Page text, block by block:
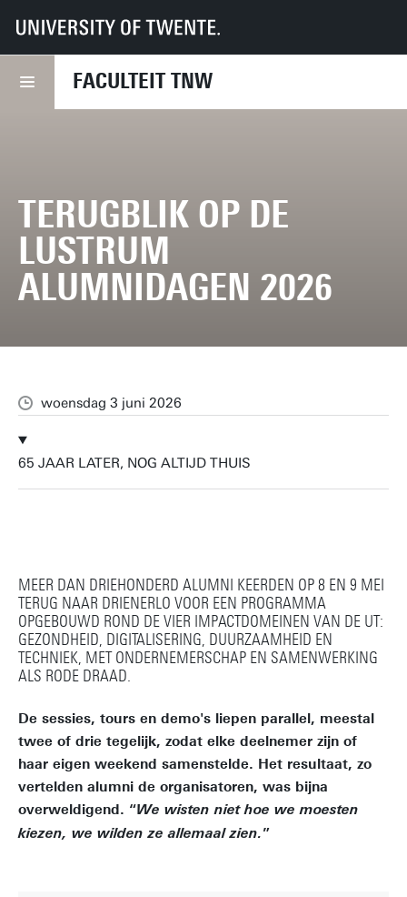
FACULTEIT TNW
UT Faculteiten TNW
Nieuws
Terugblik op de Lustrum Alumnidagen 2026
TERUGBLIK OP DE
LUSTRUM
ALUMNIDAGEN 2026
woensdag 3 juni 2026
65 JAAR LATER, NOG ALTIJD THUIS
MEER DAN DRIEHONDERD ALUMNI KEERDEN OP 8 EN 9 MEI
TERUG NAAR DRIENERLO VOOR EEN PROGRAMMA
OPGEBOUWD ROND DE VIER IMPACTDOMEINEN VAN DE UT:
GEZONDHEID, DIGITALISERING, DUURZAAMHEID EN
TECHNIEK, MET ONDERNEMERSCHAP EN SAMENWERKING
ALS RODE DRAAD.
De sessies, tours en demo's liepen parallel, meestal
twee of drie tegelijk, zodat elke deelnemer zijn of
haar eigen weekend samenstelde. Het resultaat, zo
vertelden alumni de organisatoren, was bijna
overweldigend. “We wisten niet hoe we moesten
kiezen, we wilden ze allemaal zien. ”